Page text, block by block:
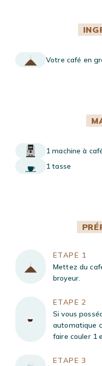
Votre café en
1 machine à
1 tasse
ETAPE 1
Mettez du
broyeur.
ETAPE 2
Si vous
automatique
faire couler 1
ETAPE 3